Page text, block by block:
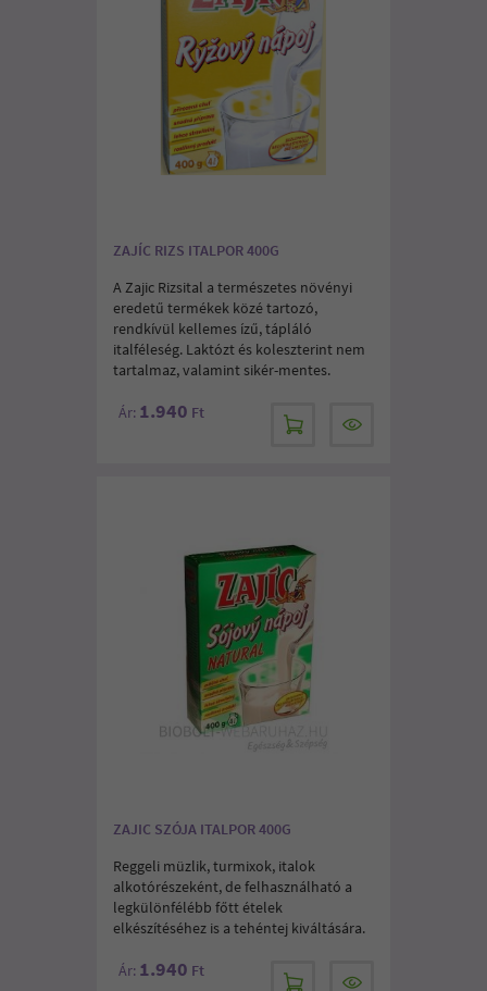
ZAJÍC RIZS ITALPOR 400G
A Zajic Rizsital a természetes növényi
eredetű termékek közé tartozó,
rendkívül kellemes ízű, tápláló
italféleség. Laktózt és koleszterint nem
tartalmaz, valamint sikér-mentes.
Ár: 1.940 Ft
ZAJIC SZÓJA ITALPOR 400G
Reggeli müzlik, turmixok, italok
alkotórészeként, de felhasználható a
legkülönfélébb főtt ételek
elkészítéséhez is a tehéntej kiváltására.
Ár: 1.940 Ft